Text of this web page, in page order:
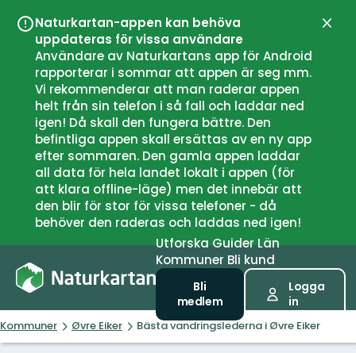
Naturkartan-appen kan behöva
uppdateras för vissa användare
Användare av Naturkartans app för Android
rapporterar i sommar att appen är seg mm.
Vi rekommenderar att man raderar appen
helt från sin telefon i så fall och laddar ned
igen! Då skall den fungera bättre. Den
befintliga appen skall ersättas av en ny app
efter sommaren. Den gamla appen laddar
all data för hela landet lokalt i appen (för
att klara offline-läge) men det innebär att
den blir för stor för vissa telefoner - då
behöver den raderas och laddas ned igen!
UtforskaGuiderLän
Kommuner Bli kund
Bli
medlem
Logga
in
Kommuner Øvre Eiker Bästa vandringslederna i Øvre Eiker